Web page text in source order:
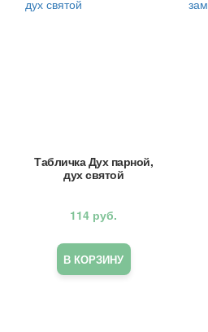
Табличка Дух парной,
дух святой
114 руб.
В КОРЗИНУ